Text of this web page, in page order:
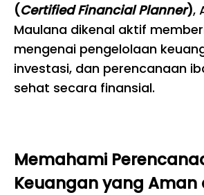
(Certified Financial Planner),
Maulana dikenal aktif
mengenai pengelolaan
investasi, dan perencanaan
sehat secara finansial.
Memahami
Keuangan yang Aman